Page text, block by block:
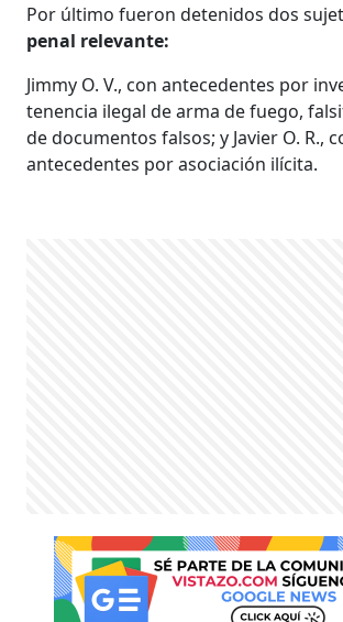
Por último fueron detenidos dos
penal relevante:
Jimmy O. V., con antecedentes por
tenencia ilegal de arma de fuego,
de documentos falsos; y Javier O. R.,
antecedentes por asociación ilícita.